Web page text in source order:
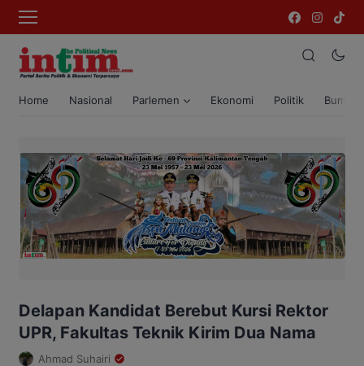
Home Nasional Parlemen Ekonomi Politik Bumi
Delapan Kandidat Berebut Kursi Rektor
UPR, Fakultas Teknik Kirim Dua Nama
Ahmad Suhairi